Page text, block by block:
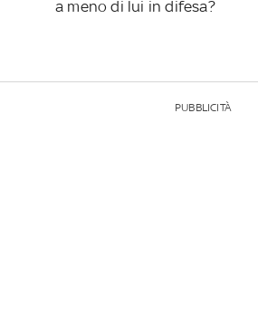
a meno di lui in difesa?
PUBBLICITÀ